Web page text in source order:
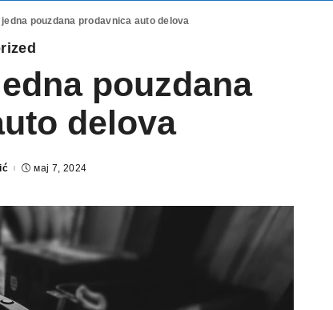
pouzdana prodavnica auto delova
pouzdana
delova
мај 7, 2024